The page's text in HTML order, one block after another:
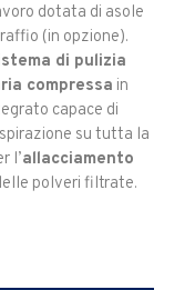
dotata di asole
(in opzione).
di pulizia
compressa in
capace di
su tutta la
l’allacciamento
polveri filtrate.